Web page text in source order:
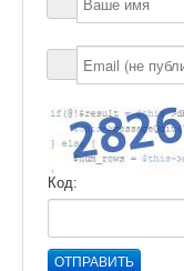
Код:
ОТПРАВИТЬ